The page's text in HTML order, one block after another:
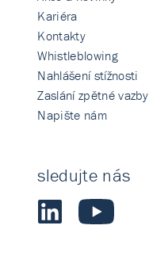
Kariéra
Kontakty
Whistleblowing
Nahlášení stížnosti
Zaslání zpětné vazby
Napište nám
sledujte nás